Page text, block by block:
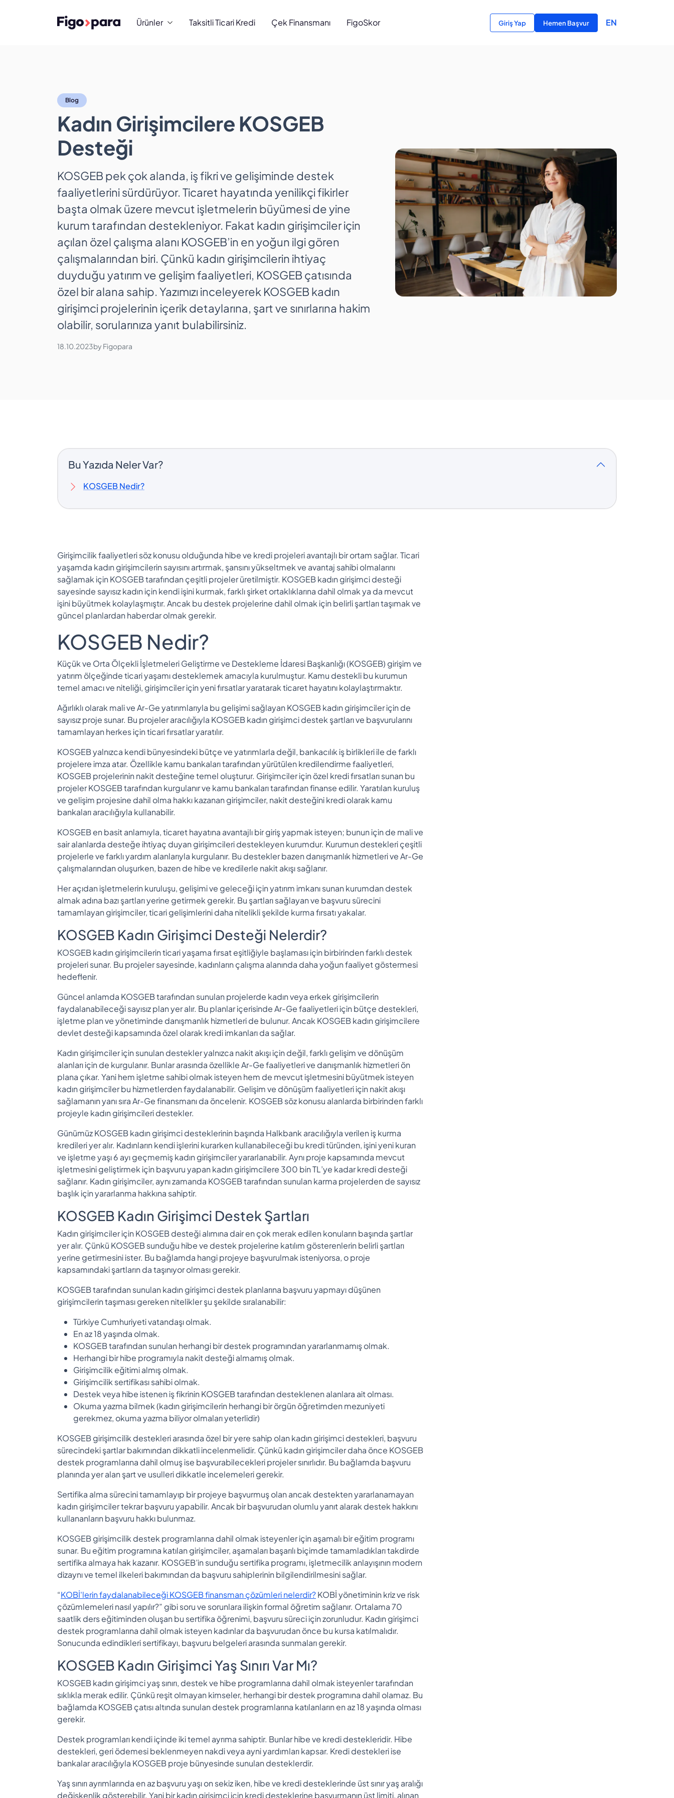
Ürünler Taksitli Ticari Kredi Çek Finansmanı FigoSkor Giriş Yap Hemen Başvur EN
Blog
Kadın Girişimcilere KOSGEB
Desteği
KOSGEB pek çok alanda, iş fikri ve gelişiminde destek
faaliyetlerini sürdürüyor. Ticaret hayatında yenilikçi fikirler
başta olmak üzere mevcut işletmelerin büyümesi de yine
kurum tarafından destekleniyor. Fakat kadın girişimciler için
açılan özel çalışma alanı KOSGEB’in en yoğun ilgi gören
çalışmalarından biri. Çünkü kadın girişimcilerin ihtiyaç
duyduğu yatırım ve gelişim faaliyetleri, KOSGEB çatısında
özel bir alana sahip. Yazımızı inceleyerek KOSGEB kadın
girişimci projelerinin içerik detaylarına, şart ve sınırlarına hakim
olabilir, sorularınıza yanıt bulabilirsiniz.
18.10.2023by Figopara
Bu Yazıda Neler Var?
KOSGEB Nedir?
Girişimcilik faaliyetleri söz konusu olduğunda hibe ve kredi projeleri avantajlı bir ortam sağlar. Ticari
yaşamda kadın girişimcilerin sayısını artırmak, şansını yükseltmek ve avantaj sahibi olmalarını
sağlamak için KOSGEB tarafından çeşitli projeler üretilmiştir. KOSGEB kadın girişimci desteği
sayesinde sayısız kadın için kendi işini kurmak, farklı şirket ortaklıklarına dahil olmak ya da mevcut
işini büyütmek kolaylaşmıştır. Ancak bu destek projelerine dahil olmak için belirli şartları taşımak ve
güncel planlardan haberdar olmak gerekir.
KOSGEB Nedir?
Küçük ve Orta Ölçekli İşletmeleri Geliştirme ve Destekleme İdaresi Başkanlığı (KOSGEB) girişim ve
yatırım ölçeğinde ticari yaşamı desteklemek amacıyla kurulmuştur. Kamu destekli bu kurumun
temel amacı ve niteliği, girişimciler için yeni fırsatlar yaratarak ticaret hayatını kolaylaştırmaktır.
Ağırlıklı olarak mali ve Ar-Ge yatırımlarıyla bu gelişimi sağlayan KOSGEB kadın girişimciler için de
sayısız proje sunar. Bu projeler aracılığıyla KOSGEB kadın girişimci destek şartları ve başvurularını
tamamlayan herkes için ticari fırsatlar yaratılır.
KOSGEB yalnızca kendi bünyesindeki bütçe ve yatırımlarla değil, bankacılık iş birlikleri ile de farklı
projelere imza atar. Özellikle kamu bankaları tarafından yürütülen kredilendirme faaliyetleri,
KOSGEB projelerinin nakit desteğine temel oluşturur. Girişimciler için özel kredi fırsatları sunan bu
projeler KOSGEB tarafından kurgulanır ve kamu bankaları tarafından finanse edilir. Yaratılan kuruluş
ve gelişim projesine dahil olma hakkı kazanan girişimciler, nakit desteğini kredi olarak kamu
bankaları aracılığıyla kullanabilir.
KOSGEB en basit anlamıyla, ticaret hayatına avantajlı bir giriş yapmak isteyen; bunun için de mali ve
sair alanlarda desteğe ihtiyaç duyan girişimcileri destekleyen kurumdur. Kurumun destekleri çeşitli
projelerle ve farklı yardım alanlarıyla kurgulanır. Bu destekler bazen danışmanlık hizmetleri ve Ar-Ge
çalışmalarından oluşurken, bazen de hibe ve kredilerle nakit akışı sağlanır.
Her açıdan işletmelerin kuruluşu, gelişimi ve geleceği için yatırım imkanı sunan kurumdan destek
almak adına bazı şartları yerine getirmek gerekir. Bu şartları sağlayan ve başvuru sürecini
tamamlayan girişimciler, ticari gelişimlerini daha nitelikli şekilde kurma fırsatı yakalar.
KOSGEB Kadın Girişimci Desteği Nelerdir?
KOSGEB kadın girişimcilerin ticari yaşama fırsat eşitliğiyle başlaması için birbirinden farklı destek
projeleri sunar. Bu projeler sayesinde, kadınların çalışma alanında daha yoğun faaliyet göstermesi
hedeflenir.
Güncel anlamda KOSGEB tarafından sunulan projelerde kadın veya erkek girişimcilerin
faydalanabileceği sayısız plan yer alır. Bu planlar içerisinde Ar-Ge faaliyetleri için bütçe destekleri,
işletme plan ve yönetiminde danışmanlık hizmetleri de bulunur. Ancak KOSGEB kadın girişimcilere
devlet desteği kapsamında özel olarak kredi imkanları da sağlar.
Kadın girişimciler için sunulan destekler yalnızca nakit akışı için değil, farklı gelişim ve dönüşüm
alanları için de kurgulanır. Bunlar arasında özellikle Ar-Ge faaliyetleri ve danışmanlık hizmetleri ön
plana çıkar. Yani hem işletme sahibi olmak isteyen hem de mevcut işletmesini büyütmek isteyen
kadın girişimciler bu hizmetlerden faydalanabilir. Gelişim ve dönüşüm faaliyetleri için nakit akışı
sağlamanın yanı sıra Ar-Ge finansmanı da öncelenir. KOSGEB söz konusu alanlarda birbirinden farklı
projeyle kadın girişimcileri destekler.
Günümüz KOSGEB kadın girişimci desteklerinin başında Halkbank aracılığıyla verilen iş kurma
kredileri yer alır. Kadınların kendi işlerini kurarken kullanabileceği bu kredi türünden, işini yeni kuran
ve işletme yaşı 6 ayı geçmemiş kadın girişimciler yararlanabilir. Aynı proje kapsamında mevcut
işletmesini geliştirmek için başvuru yapan kadın girişimcilere 300 bin TL’ye kadar kredi desteği
sağlanır. Kadın girişimciler, aynı zamanda KOSGEB tarafından sunulan karma projelerden de sayısız
başlık için yararlanma hakkına sahiptir.
KOSGEB Kadın Girişimci Destek Şartları
Kadın girişimciler için KOSGEB desteği alımına dair en çok merak edilen konuların başında şartlar
yer alır. Çünkü KOSGEB sunduğu hibe ve destek projelerine katılım gösterenlerin belirli şartları
yerine getirmesini ister. Bu bağlamda hangi projeye başvurulmak isteniyorsa, o proje
kapsamındaki şartların da taşınıyor olması gerekir.
KOSGEB tarafından sunulan kadın girişimci destek planlarına başvuru yapmayı düşünen
girişimcilerin taşıması gereken nitelikler şu şekilde sıralanabilir:
Türkiye Cumhuriyeti vatandaşı olmak.
En az 18 yaşında olmak.
KOSGEB tarafından sunulan herhangi bir destek programından yararlanmamış olmak.
Herhangi bir hibe programıyla nakit desteği almamış olmak.
Girişimcilik eğitimi almış olmak.
Girişimcilik sertifikası sahibi olmak.
Destek veya hibe istenen iş fikrinin KOSGEB tarafından desteklenen alanlara ait olması.
Okuma yazma bilmek (kadın girişimcilerin herhangi bir örgün öğretimden mezuniyeti
gerekmez, okuma yazma biliyor olmaları yeterlidir)
KOSGEB girişimcilik destekleri arasında özel bir yere sahip olan kadın girişimci destekleri, başvuru
sürecindeki şartlar bakımından dikkatli incelenmelidir. Çünkü kadın girişimciler daha önce KOSGEB
destek programlarına dahil olmuş ise başvurabilecekleri projeler sınırlıdır. Bu bağlamda başvuru
planında yer alan şart ve usulleri dikkatle incelemeleri gerekir.
Sertifika alma sürecini tamamlayıp bir projeye başvurmuş olan ancak destekten yararlanamayan
kadın girişimciler tekrar başvuru yapabilir. Ancak bir başvurudan olumlu yanıt alarak destek hakkını
kullananların başvuru hakkı bulunmaz.
KOSGEB girişimcilik destek programlarına dahil olmak isteyenler için aşamalı bir eğitim programı
sunar. Bu eğitim programına katılan girişimciler, aşamaları başarılı biçimde tamamladıkları takdirde
sertifika almaya hak kazanır. KOSGEB’in sunduğu sertifika programı, işletmecilik anlayışının modern
dizaynı ve temel ilkeleri bakımından da başvuru sahiplerinin bilgilendirilmesini sağlar.
“KOBİ'lerin faydalanabileceği KOSGEB finansman çözümleri nelerdir?KOBİ yönetiminin kriz ve risk
çözümlemeleri nasıl yapılır?” gibi soru ve sorunlara ilişkin formal öğretim sağlanır. Ortalama 70
saatlik ders eğitiminden oluşan bu sertifika öğrenimi, başvuru süreci için zorunludur. Kadın girişimci
destek programlarına dahil olmak isteyen kadınlar da başvurudan önce bu kursa katılmalıdır.
Sonucunda edindikleri sertifikayı, başvuru belgeleri arasında sunmaları gerekir.
KOSGEB Kadın Girişimci Yaş Sınırı Var Mı?
KOSGEB kadın girişimci yaş sınırı, destek ve hibe programlarına dahil olmak isteyenler tarafından
sıklıkla merak edilir. Çünkü reşit olmayan kimseler, herhangi bir destek programına dahil olamaz. Bu
bağlamda KOSGEB çatısı altında sunulan destek programlarına katılanların en az 18 yaşında olması
gerekir.
Destek programları kendi içinde iki temel ayrıma sahiptir. Bunlar hibe ve kredi destekleridir. Hibe
destekleri, geri ödemesi beklenmeyen nakdi veya ayni yardımları kapsar. Kredi destekleri ise
bankalar aracılığıyla KOSGEB proje bünyesinde sunulan desteklerdir.
Yaş sınırı ayrımlarında en az başvuru yaşı on sekiz iken, hibe ve kredi desteklerinde üst sınır yaş aralığı
değişkenlik gösterebilir. Yani bir kadın girişimci için kredi desteklerine başvurmanın üst limiti, alınan